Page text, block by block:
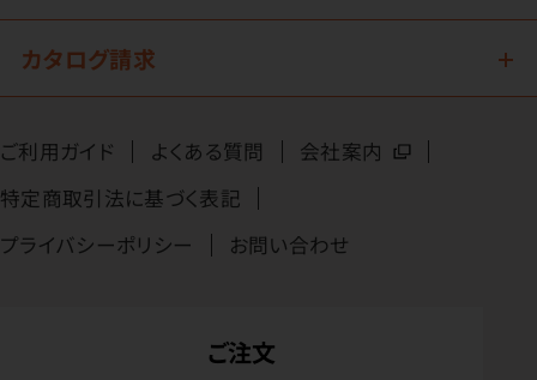
カタログ請求
ご利用ガイド よくある質問
会社案内
特定商取引法に基づく表記
プライバシーポリシー
お問い合わせ
ご注文